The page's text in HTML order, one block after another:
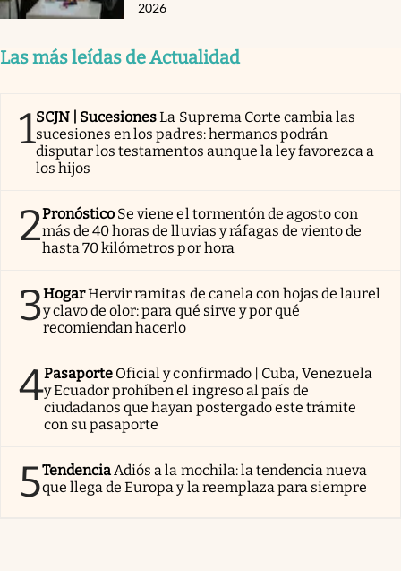
2026
Las más leídas de Actualidad
1SCJN | SucesionesLa Suprema Corte cambia las
sucesiones en los padres: hermanos podrán
disputar los testamentos aunque la ley favorezca a
los hijos
2Pronóstico Se viene el tormentón de agosto con
más de 40 horas de lluvias y ráfagas de viento de
hasta 70 kilómetros por hora
3HogarHervir ramitas de canela con hojas de laurel
y clavo de olor: para qué sirve y por qué
recomiendan hacerlo
4Pasaporte Oficial y confirmado | Cuba, Venezuela
y Ecuador prohíben el ingreso al país de
ciudadanos que hayan postergado este trámite
con su pasaporte
5TendenciaAdiós a la mochila: la tendencia nueva
que llega de Europa y la reemplaza para siempre